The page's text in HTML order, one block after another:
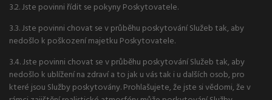
3.2. Jste povinni řídit se pokyny Poskytovatele.
3.3. Jste povinni chovat se v průběhu poskytování Služeb tak, aby
nedošlo k poškození majetku Poskytovatele.
3.4. Jste povinni chovat se v průběhu poskytování Služeb tak, aby
nedošlo k ublížení na zdraví a to jak u vás tak i u dalších osob, pro
které jsou Služby poskytovány. Prohlašujete, že jste si vědomi, že v